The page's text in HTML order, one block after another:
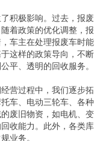
积极影响。过去，报废
着政策的优化调整，报
车主在处理报废车时能
这样的政策导向，不断
平、透明的回收服务。
营过程中，我们逐步拓
车、电动三轮车、各种
废旧物资，如电机、变
收能力。此外，各类库
业务。